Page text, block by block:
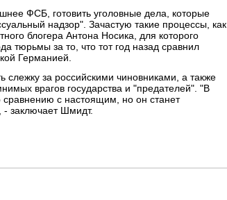
ФСБ, готовить уголовные дела, которые
надзор". Зачастую такие процессы, как
блогера Антона Носика, для которого
тюрьмы за то, что тот год назад сравнил
Германией.
за российскими чиновниками, а также
врагов государства и "предателей". "В
с настоящим, но он станет
- заключает Шмидт.